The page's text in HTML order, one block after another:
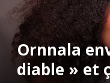
Ornnala
diable » et